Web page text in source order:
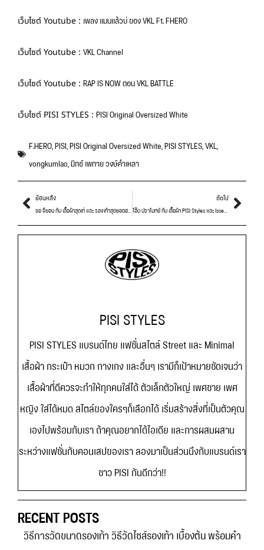
เว็บไซต์ Youtube : เพลง แมนแล้วบ่ ของ VKL Ft. FHERO
เว็บไซต์ Youtube : VKL Channel
เว็บไซต์ Youtube : RAP IS NOW ตอน VKL BATTLE
เว็บไซต์ PISI STYLES : PISI Original Oversized White
F.HERO PISI PISI Original Oversized White PISI STYLES VKL
vongkumlao มิกซ์ เพทาย วงษ์คำเหลา
ย้อนหลัง ถัดไป
โอ๊ต ปราโมทย์ กับ เสื้อผ้า PISI Styles และ Issey Miyake สุดเท่!!
PISI STYLES
PISI STYLES แบรนด์ไทย แฟชั่นสไตล์ Street และ Minimal
เสื้อผ้า กระเป๋า หมวก กางเกง และอื่นๆ เรามีก็เป้าหมายชัดเจนว่า
เสื้อผ้าที่ดีควรจะทำให้ทุกคนใส่ได้ ตัวเล็กตัวใหญ่ เพศชาย เพศ
หญิง ใส่ได้หมด สไตล์ของใครๆก็เลือกได้ เริ่มสร้างสิ่งที่เป็นตัวคุณ
เองไปพร้อมกับเรา ถ้าคุณอยากได้ไอเดีย และการผสมผสาน
ระหว่างแฟชั่นกับคอนเสปของเรา ลองมาเป็นส่วนนึงกับแบรนด์เรา
ชาว PISI กันดีกว่า!!
RECENT POSTS
วิธีการวัดขนาดรองเท้า วิธีวัดไซส์รองเท้า เบื้องต้น พร้อมคำ